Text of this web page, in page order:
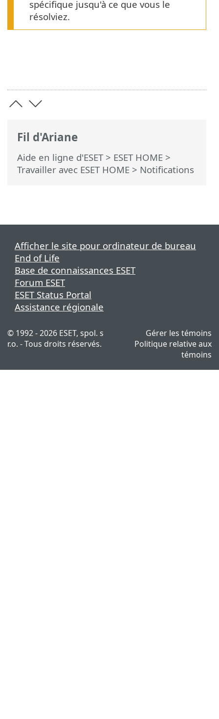
Fil d'Ariane
Aide en ligne d'ESET> ESET HOME >
Travailler avec ESET HOME > Notifications
spécifique jusqu'à ce que vous le
résolviez.
Afficher le site pour ordinateur de bureau
End of Life
Base de connaissances ESET
Forum ESET
ESET Status Portal
Assistance régionale
© 1992 - 2026 ESET, spol. s
r.o. - Tous droits réservés.
Gérer les témoins
Politique relative aux
témoins